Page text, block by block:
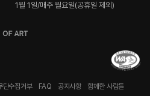
1월 1일/매주 월요일(공휴일 제외)
단수집거부 FAQ 공지사항
함께한 사람들